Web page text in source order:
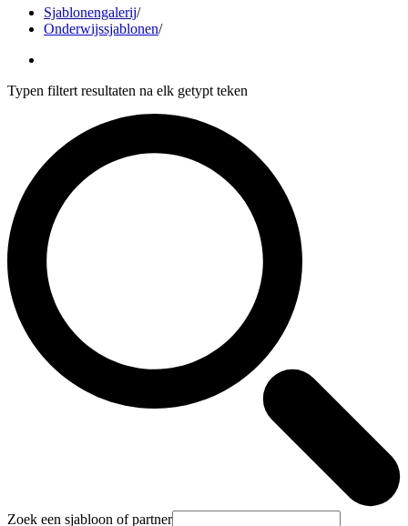
Sjablonengalerij/
Onderwijssjablonen/
Typen filtert resultaten na elk getypt teken
Zoek een sjabloon of partner